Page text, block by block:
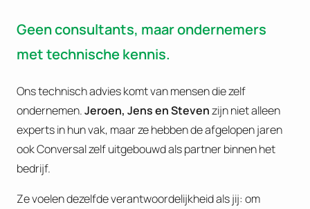
Geen consultants, maar ondernemers
met technische kennis.
Ons technisch advies komt van mensen die zelf
ondernemen.Jeroen, Jens en Stevenzijn niet alleen
experts in hun vak, maar ze hebben de afgelopen jaren
ook Conversal zelf uitgebouwd als partner binnen het
bedrijf.
Ze voelen dezelfde verantwoordelijkheid als jij: om